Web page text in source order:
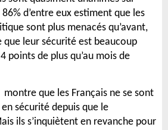
d’entre eux estiment que les
sont plus menacés qu’avant,
que leur sécurité est beaucoup
points de plus qu’au mois de
que les Français ne se sont
sécurité depuis que le
ils s’inquiètent en revanche pour